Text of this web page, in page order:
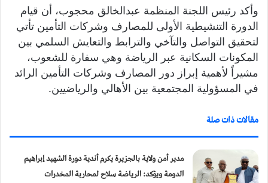
وأكد رئيس اللجنة المنظمة عبدالخالق محجوب، أن قيام
الدورة التنشيطية الأولى للمصارف وشركات التأمين تأتي
لتحقيق التواصل والتآخي والترابط والتعايش السلمي بين
المكونات السكانية عبر الرياضة وهي سفارة للشعوب،
مشيراً لأهمية إبراز دور المصارف وشركات التأمين الرائد
في المسؤولية المجتمعية بين الأهالي والرياضيين.
مقالات ذات صلة
مدير أمن ولاية بالجزيرة يكرم أندية دورة الشهيد إبراهيم
الدومة ويؤكد: الرياضة سلاح لمحاربة المخدرات